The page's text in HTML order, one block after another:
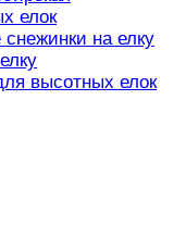
елок
на елку
высотных елок